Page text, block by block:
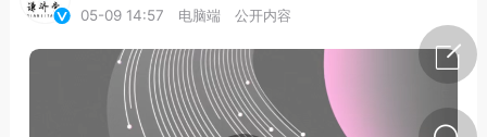
05-09 14:57
电脑端 公开内容